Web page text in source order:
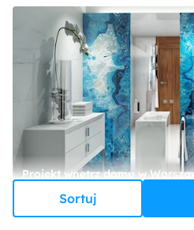
Sortuj
KJ Architekci